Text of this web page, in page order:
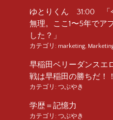
ゆとりくん 31:00 「
無理。ここ1〜5年でア
した？」
カテゴリ: marketing,
早稲田ベリーダンスエ
戦は早稲田の勝ちだ！
カテゴリ: つぶやき
学歴＝記憶力
カテゴリ: つぶやき